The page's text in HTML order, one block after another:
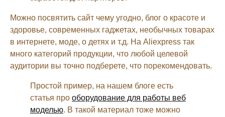
Можно посвятить сайт чему угодно, блог о красоте и
здоровье, современных гаджетах, необычных товарах
в интернете, моде, о детях и т.д. На Aliexpress так
много категорий продукции, что любой целевой
аудитории вы точно подберете, что порекомендовать.
Простой пример, на нашем блоге есть
статья про оборудование для работы веб
моделью. В такой материал тоже можно